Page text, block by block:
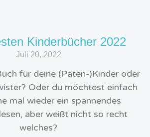
Kinderbücher 2022
Juli 20, 2022
für deine (Paten-)Kinder oder
Oder du möchtest einfach
mal wieder ein spannendes
aber weißt nicht so recht
welches?